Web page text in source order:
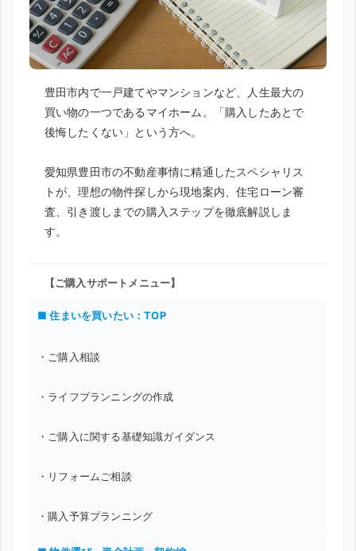
豊田市内で一戸建てやマンションなど、人生最大の
買い物の一つであるマイホーム。「購入したあとで
後悔したくない」という方へ。
愛知県豊田市の不動産事情に精通したスペシャリス
トが、理想の物件探しから現地案内、住宅ローン審
査、引き渡しまでの購入ステップを徹底解説しま
す。
【ご購入サポートメニュー】
■ 住まいを買いたい：TOP
・ご購入相談
・ライフプランニングの作成
・ご購入に関する基礎知識ガイダンス
・リフォームご相談
・購入予算プランニング